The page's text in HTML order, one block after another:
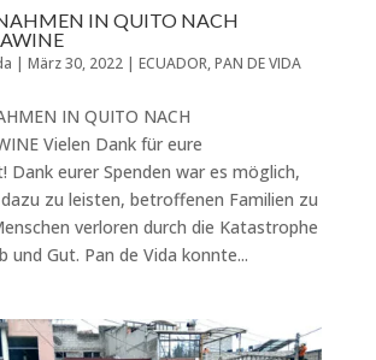
IN QUITO NACH
| März 30, 2022| ECUADOR,PAN DE VIDA
IN QUITO NACH
Vielen Dank für eure
Dank eurer Spenden war es möglich,
zu leisten, betroffenen Familien zu
verloren durch die Katastrophe
und Gut. Pan de Vida konnte...